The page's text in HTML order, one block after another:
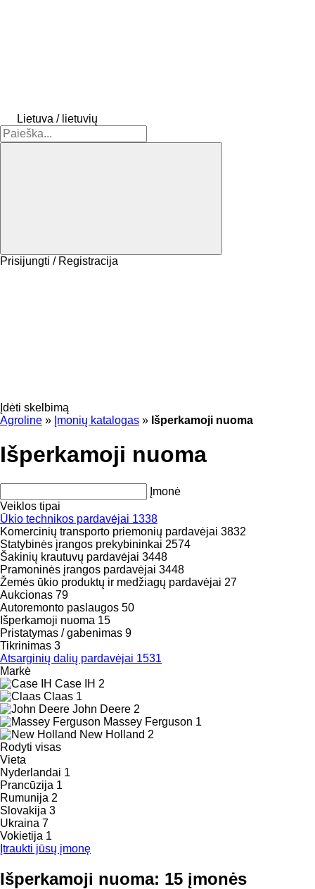
Lietuva / lietuvių
Prisijungti / Registracija
Įdėti skelbimą
Agroline » Įmonių katalogas » Išperkamoji nuoma
Išperkamoji nuoma
Įmonė
Veiklos tipai
Ūkio technikos pardavėjai 1338
Komercinių transporto priemonių pardavėjai 3832
Statybinės įrangos prekybininkai 2574
Šakinių krautuvų pardavėjai 3448
Pramoninės įrangos pardavėjai 3448
Žemės ūkio produktų ir medžiagų pardavėjai 27
Aukcionas 79
Autoremonto paslaugos 50
Išperkamoji nuoma 15
Pristatymas / gabenimas 9
Tikrinimas 3
Atsarginių dalių pardavėjai 1531
Markė
Case IH 2
Claas 1
John Deere 2
Massey Ferguson 1
New Holland 2
Rodyti visas
Vieta
Nyderlandai 1
Prancūzija 1
Rumunija 2
Slovakija 3
Ukraina 7
Vokietija 1
Įtraukti jūsų įmonę
Išperkamoji nuoma: 15 įmonės